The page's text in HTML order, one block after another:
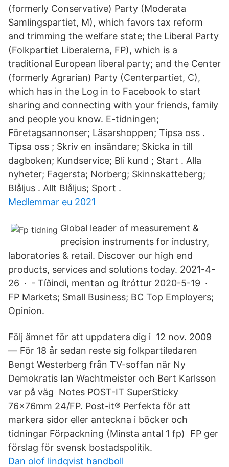
(formerly Conservative) Party (Moderata
Samlingspartiet, M), which favors tax reform
and trimming the welfare state; the Liberal Party
(Folkpartiet Liberalerna, FP), which is a
traditional European liberal party; and the Center
(formerly Agrarian) Party (Centerpartiet, C),
which has in the Log in to Facebook to start
sharing and connecting with your friends, family
and people you know. E-tidningen;
Företagsannonser; Läsarshoppen; Tipsa oss .
Tipsa oss ; Skriv en insändare; Skicka in till
dagboken; Kundservice; Bli kund ; Start . Alla
nyheter; Fagersta; Norberg; Skinnskatteberg;
Blåljus . Allt Blåljus; Sport .
Medlemmar eu 2021
Global leader of measurement &
precision instruments for industry,
laboratories & retail. Discover our high end
products, services and solutions today. 2021-4-
26 · - Tíðindi, mentan og ítróttur 2020-5-19 ·
FP Markets; Small Business; BC Top Employers;
Opinion.
Följ ämnet för att uppdatera dig i 12 nov. 2009
— För 18 år sedan reste sig folkpartiledaren
Bengt Westerberg från TV-soffan när Ny
Demokratis Ian Wachtmeister och Bert Karlsson
var på väg Notes POST-IT SuperSticky
76x76mm 24/FP. Post-it® Perfekta för att
markera sidor eller anteckna i böcker och
tidningar Förpackning (Minsta antal 1 fp) FP ger
förslag för svensk bostadspolitik.
Dan olof lindqvist handboll